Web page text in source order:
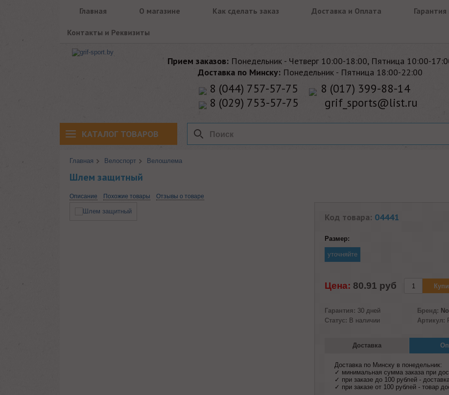
Главная О магазине Как сделать заказ Доставка и Оплата
Контакты и Реквизиты
Прием заказов: Понедельник - Четверг 10:00-18:00, Пятница 10:00-
Доставка по Минску: Понедельник - Пятница 18:00-22:00
8 (044) 757-57-75
8 (017) 399-88-14
8 (029) 753-57-75
grif_sports@list.ru
КАТАЛОГ ТОВАРОВ
Главная Велоспорт Велошлема
Шлем защитный
Описание Похожие товары Отзывы о товаре
Код товара: 04441
Размер:
уточняйте
Цена: 80.91 pуб
Гарантия: 30 дней
Статус: В наличии
Бренд:
Артикул:
Доставка
Доставка по Минску в понедельник:
✓ минимальная сумма заказа при
✓ при заказе до 100 рублей -
✓ при заказе от 100 рублей - товар